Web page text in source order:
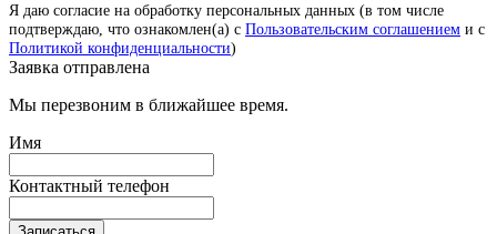
Я даю согласие на обработку персональных данных (в том числе
подтверждаю, что ознакомлен(а) с Пользовательским соглашением и с
Политикой конфиденциальности)
Заявка отправлена
Мы перезвоним в ближайшее время.
Имя
Контактный телефон